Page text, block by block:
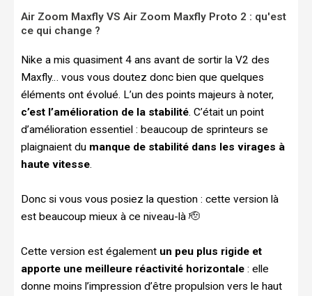
Air Zoom Maxfly VS Air Zoom Maxfly Proto 2 : qu'est
ce qui change ?
Nike a mis quasiment 4 ans avant de sortir la V2 des
Maxfly… vous vous doutez donc bien que quelques
éléments ont évolué. L’un des points majeurs à noter,
c’est l’amélioration de la stabilité. C’était un point
d’amélioration essentiel : beaucoup de sprinteurs se
plaignaient du manque de stabilité dans les virages à
haute vitesse.
Donc si vous vous posiez la question : cette version là
est beaucoup mieux à ce niveau-là 🫡
Cette version est également un peu plus rigide et
apporte une meilleure réactivité horizontale : elle
donne moins l’impression d’être propulsion vers le haut